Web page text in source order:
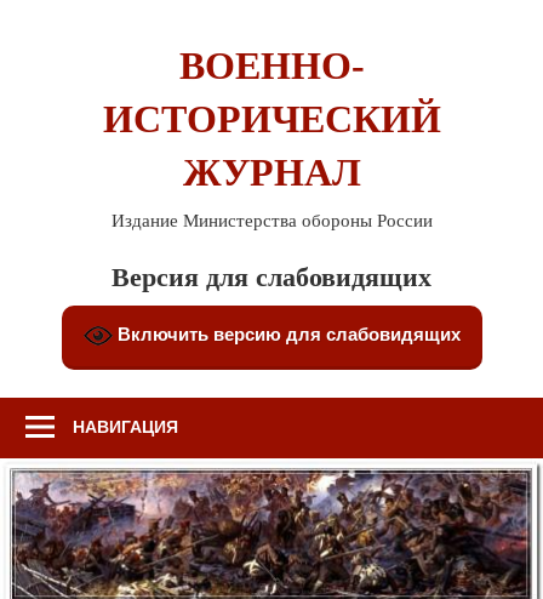
ВОЕННО-
ИСТОРИЧЕСКИЙ
ЖУРНАЛ
Издание Министерства обороны России
Версия для слабовидящих
Включить версию для слабовидящих
НАВИГАЦИЯ